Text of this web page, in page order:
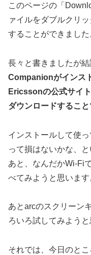
このページの「
ァイルをダブルクリ
することができました
長々と書きましたが結
Companionがインス
Ericssonの公式サイ
ダウンロードするこ
インストールして使
って損はないかな、と
あと、なんだかWi-Fi
べてみようと思います
あとarcのスクリーン
ろいろ試してみようと
それでは、今日のとこ